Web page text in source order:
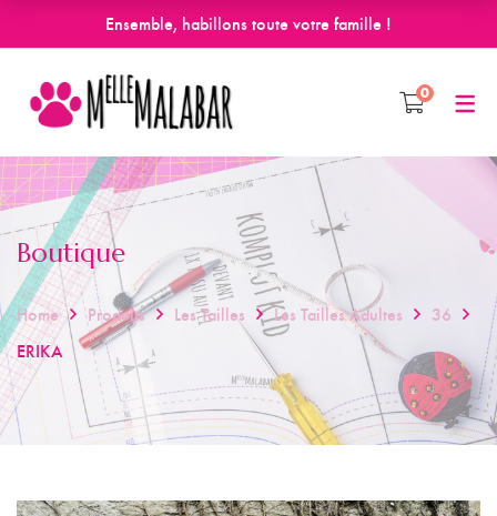
Ensemble, habillons toute votre famille !
0
Boutique
Home Produits Les Tailles Les Tailles Adultes
36
ERIKA